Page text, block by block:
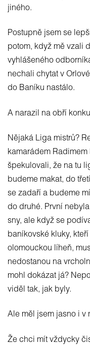
jiného.
Postupně jsem se
potom, když mě vzali
vyhlášeného
nechali chytat v
do Baníku nastálo.
A narazil na obří
Nějaká Liga mistrů?
kamarádem
špekulovali, že na tu
budeme makat, do
se zadaří a budeme
do druhé. První
sny, ale když se
baníkovské kluky,
olomouckou líheň,
nedostanou na
mohl dokázat já?
viděl tak, jak byly.
Ale měl jsem jasno i v
Že chci mít vždycky